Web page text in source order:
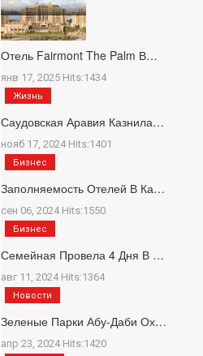
Отель Fairmont The Palm В…
янв 17, 2025 Hits:1434
Саудовская Аравия Казнила…
нояб 17, 2024 Hits:1401
Жизнь
Заполняемость Отелей В Ка…
сен 06, 2024 Hits:1550
Бизнес
Семейная Провела 4 Дня В …
авг 11, 2024 Hits:1364
Бизнес
Зеленые Парки Абу-Даби Ох…
апр 23, 2024 Hits:1420
Новости